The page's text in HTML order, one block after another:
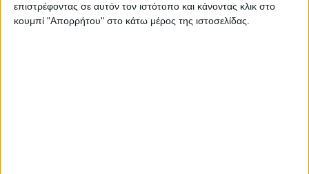
επιστρέφοντας σε αυτόν τον ιστότοπο και κάνοντας κλικ στο
κουμπί "Απορρήτου" στο κάτω μέρος της ιστοσελίδας.
χαλαζόπληκτων